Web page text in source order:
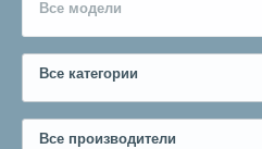
Все модели
Все категории
Все производители